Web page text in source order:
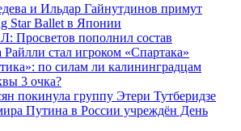
и Ильдар Гайнутдинов примут
Star Ballet в Японии
Просветов пополнил состав
Райлли стал игроком «Спартака»
по силам ли калининградцам
3 очка?
покинула группу Этери Тутберидзе
Путина в России учреждён День